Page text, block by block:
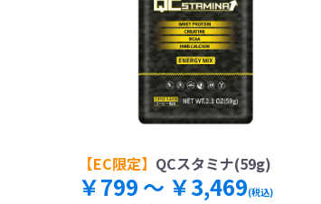
【EC限定】 QCスタミナ(59g)
￥799 ～ ￥3,469(税込)